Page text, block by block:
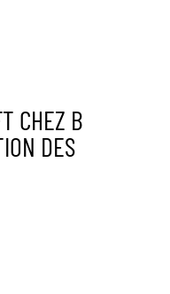
CHEZ B
DES